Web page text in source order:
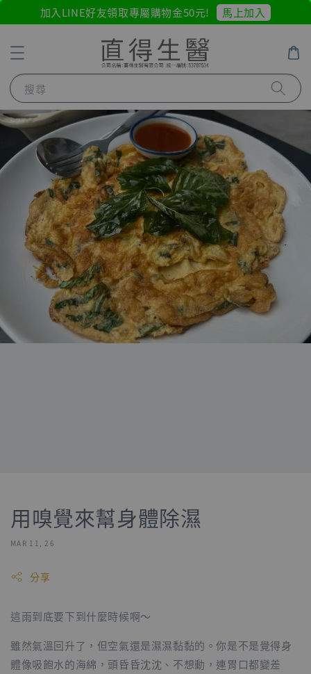
加入LINE好友領取專屬購物金50元! 馬上加入
搜尋
用嗅覺來幫身體除濕
MAR 11, 26
分享
這雨到底要下到什麼時候啊～
雖然氣溫回升了，但空氣還是濕濕黏黏的。你是不是覺得身
體像吸飽水的海綿，頭昏昏沈沈、不想動，連胃口都變差